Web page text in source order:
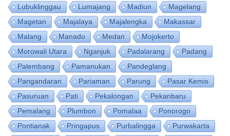
Lubuklinggau
Lumajang Madiun
Magelang
Magetan
Majalaya Majalengka
Makassar
Malang
Manado Medan
Mojokerto
Morowali Utara
Nganjuk Padalarang
Padang
Palembang
Pamanukan
Pandeglang
Pangandaran
Pariaman Parung
Pasar Kemis
Pasuruan
Pati Pekalongan
Pekanbaru
Pemalang
Plumbon Pomalaa
Ponorogo
Pontianak
Pringapus Purbalingga
Purwakarta